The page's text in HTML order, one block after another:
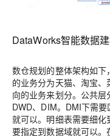
DataWorks智能数据
数仓规划的整体架构如
的业务分为天猫、淘宝
向的业务来划分。公共层
DWD、DIM。DMI下需
就可以。明细表需要细
要指定到数据域就可以